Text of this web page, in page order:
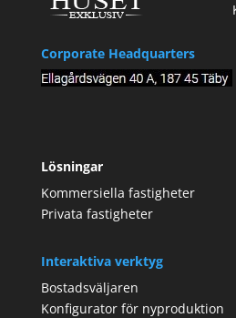
Corporate Headquarters
Lösningar
Kommersiella fastigheter
Privata fastigheter
Interaktiva verktyg
Bostadsväljaren
Konfigurator för nyproduktion